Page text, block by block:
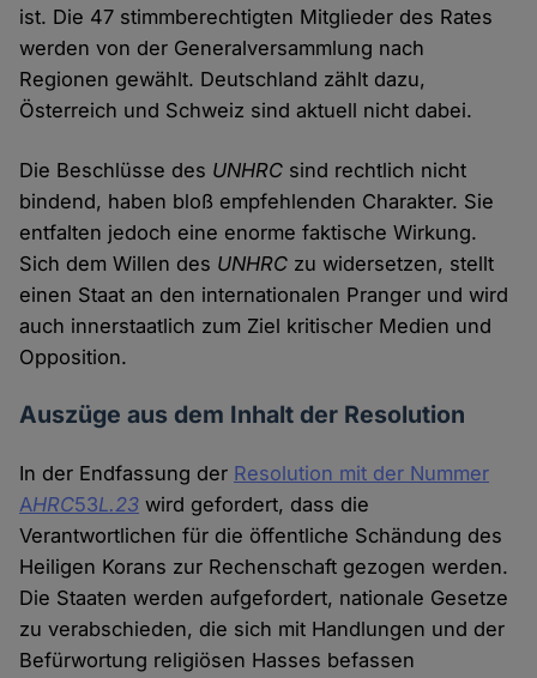
ist. Die 47 stimmberechtigten Mitglieder des Rates
werden von der Generalversammlung nach
Regionen gewählt. Deutschland zählt dazu,
Österreich und Schweiz sind aktuell nicht dabei.
Die Beschlüsse des UNHRC sind rechtlich nicht
bindend, haben bloß empfehlenden Charakter. Sie
entfalten jedoch eine enorme faktische Wirkung.
Sich dem Willen des UNHRC zu widersetzen, stellt
einen Staat an den internationalen Pranger und wird
auch innerstaatlich zum Ziel kritischer Medien und
Opposition.
Auszüge aus dem Inhalt der Resolution
In der Endfassung der Resolution mit der Nummer
AHRC53L.23 wird gefordert, dass die
Verantwortlichen für die öffentliche Schändung des
Heiligen Korans zur Rechenschaft gezogen werden.
Die Staaten werden aufgefordert, nationale Gesetze
zu verabschieden, die sich mit Handlungen und der
Befürwortung religiösen Hasses befassen